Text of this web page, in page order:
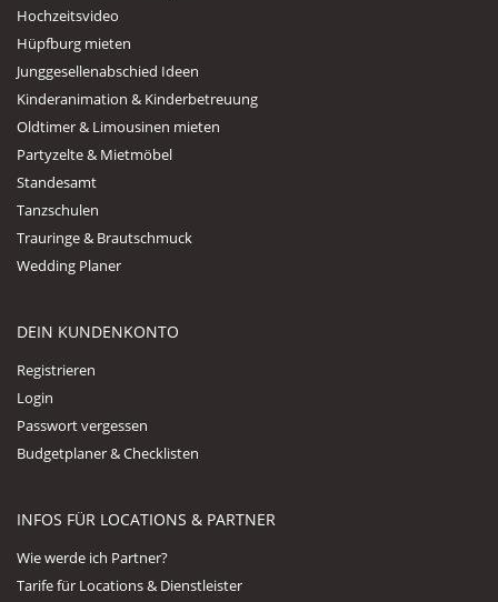
Hochzeitsvideo
Hüpfburg mieten
Junggesellenabschied Ideen
Kinderanimation & Kinderbetreuung
Oldtimer & Limousinen mieten
Partyzelte & Mietmöbel
Standesamt
Tanzschulen
Trauringe & Brautschmuck
Wedding Planer
DEIN KUNDENKONTO
Registrieren
Login
Passwort vergessen
Budgetplaner & Checklisten
INFOS FÜR LOCATIONS & PARTNER
Wie werde ich Partner?
Tarife für Locations & Dienstleister